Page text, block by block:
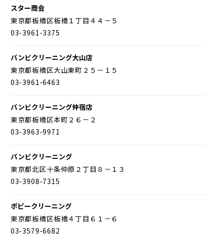
スター商会
東京都板橋区板橋１丁目４４－５
03-3961-3375
バンビクリーニング大山店
東京都板橋区大山東町２５－１５
03-3961-6463
バンビクリーニング仲宿店
東京都板橋区本町２６－２
03-3963-9971
バンビクリーニング
東京都北区十条仲原２丁目８－１３
03-3908-7315
ポピークリーニング
東京都板橋区板橋４丁目６１－６
03-3579-6682